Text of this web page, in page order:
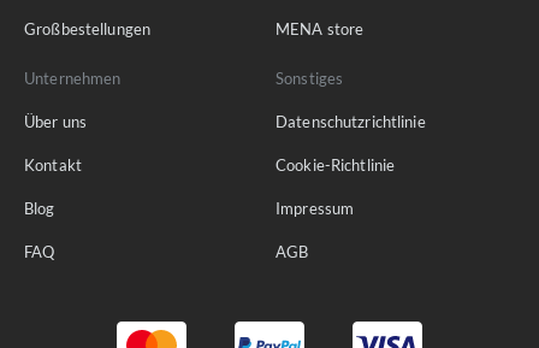
Großbestellungen MENA store
Unternehmen
Über uns
Kontakt
Blog
FAQ
Sonstiges
Datenschutzrichtlinie
Cookie-Richtlinie
Impressum
AGB